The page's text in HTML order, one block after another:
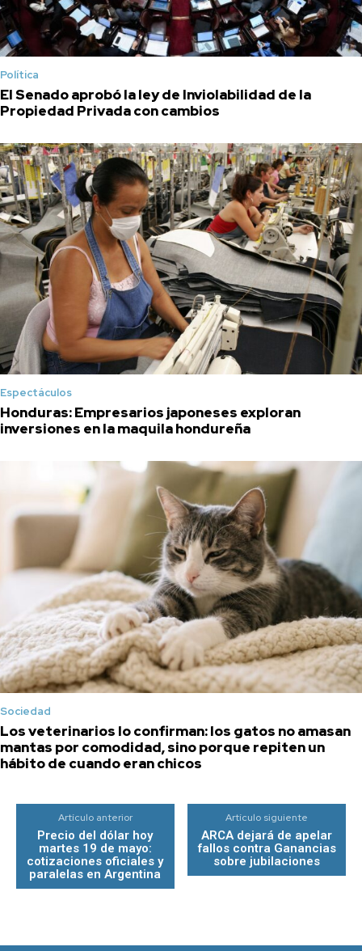
Política
El Senado aprobó la ley de Inviolabilidad de la
Propiedad Privada con cambios
Espectáculos
Honduras: Empresarios japoneses exploran
inversiones en la maquila hondureña
Sociedad
Los veterinarios lo confirman: los gatos no amasan
mantas por comodidad, sino porque repiten un
hábito de cuando eran chicos
Artículo anterior
Precio del dólar hoy
martes 19 de mayo:
cotizaciones oficiales y
paralelas en Argentina
Artículo siguiente
ARCA dejará de apelar
fallos contra Ganancias
sobre jubilaciones